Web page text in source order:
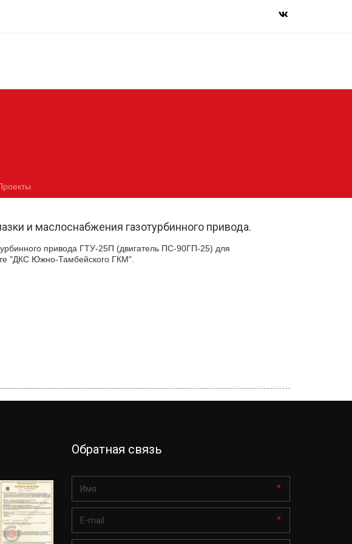
и маслоснабжения газотурбинного привода.
привода ГТУ-25П (двигатель ПС-90ГП-25) для
"ДКС Южно-Тамбейского ГКМ".
Обратная связь ­
*
*